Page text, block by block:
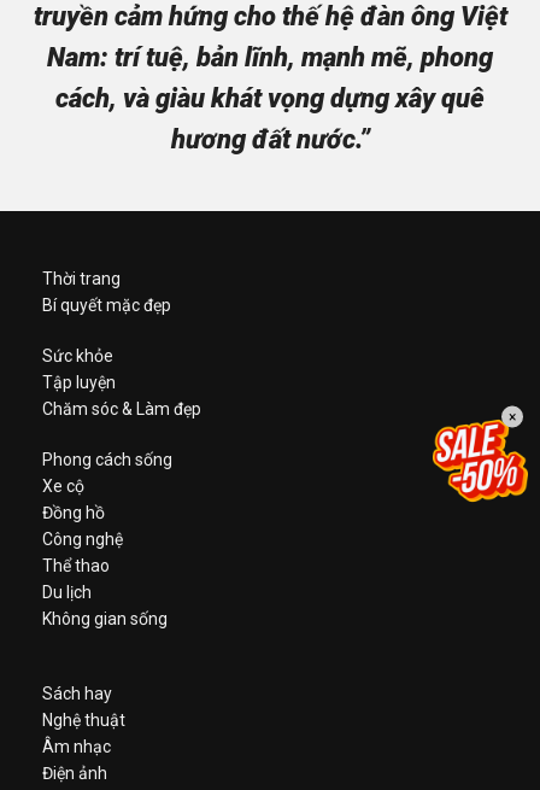
truyền cảm hứng cho thế hệ đàn ông Việt
Nam: trí tuệ, bản lĩnh, mạnh mẽ, phong
cách, và giàu khát vọng dựng xây quê
hương đất nước.”
Thời trang
Bí quyết mặc đẹp
Sức khỏe
Tập luyện
Chăm sóc & Làm đẹp
Phong cách sống
Xe cộ
Đồng hồ
Công nghệ
Thể thao
Du lịch
Không gian sống
Sách hay
Nghệ thuật
Âm nhạc
Điện ảnh
×